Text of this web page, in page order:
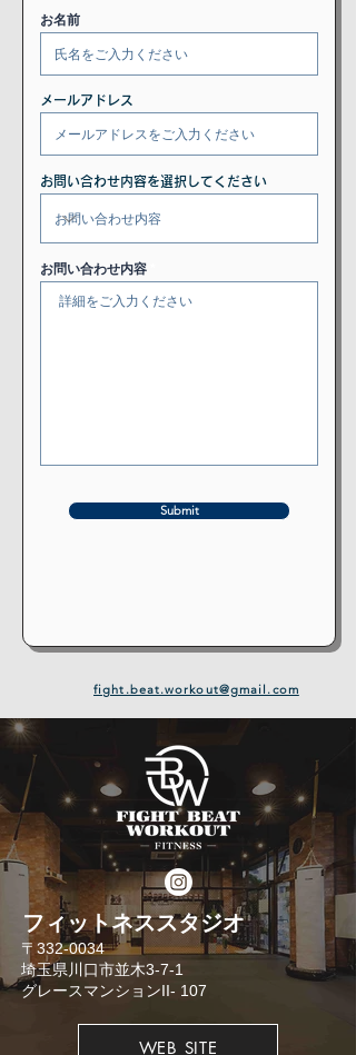
お名前
メールアドレス
お問い合わせ内容を選択してください
お問い合わせ内容
Submit
fight.beat.workout@gmail.com
​フィットネススタジオ
​〒332-0034
埼玉県川口市並木3-7-1
​グレースマンションII- 107
WEB SITE